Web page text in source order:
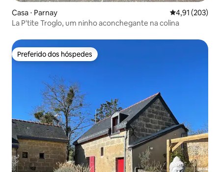
Casa ⋅ Parnay 4,91 de uma
4,91 (203)
La P'tite Troglo, um ninho aconchegante na colina
Preferido dos hóspedes
Preferido dos hóspedes